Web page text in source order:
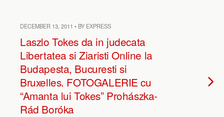
DECEMBER 13, 2011 • BY EXPRESS
Laszlo Tokes da in judecata
Libertatea si Ziaristi Online la
Budapesta, Bucuresti si
Bruxelles. FOTOGALERIE cu
“Amanta lui Tokes” Prohászka-
Rád Boróka